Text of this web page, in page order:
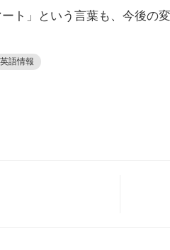
ト」という言葉も、今後の
英語情報